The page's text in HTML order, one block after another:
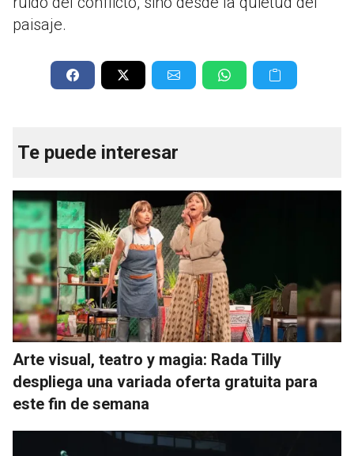
paisaje.
Te puede interesar
Arte visual, teatro y magia: Rada Tilly
despliega una variada oferta gratuita para
este fin de semana